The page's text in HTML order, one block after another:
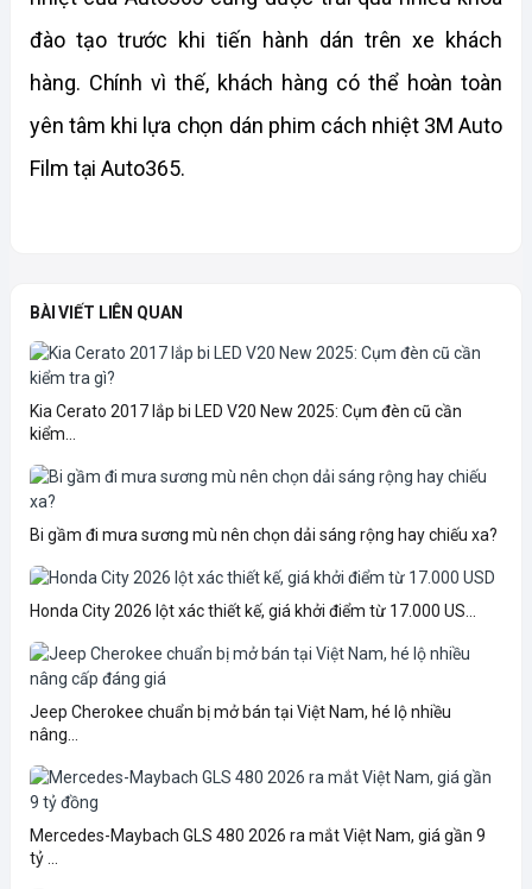
đào tạo trước khi tiến hành dán trên xe khách
hàng. Chính vì thế, khách hàng có thể hoàn toàn
yên tâm khi lựa chọn dán phim cách nhiệt 3M Auto
Film tại Auto365.
BÀI VIẾT LIÊN QUAN
Kia Cerato 2017 lắp bi LED V20 New 2025: Cụm đèn cũ cần
kiểm...
Bi gầm đi mưa sương mù nên chọn dải sáng rộng hay chiếu xa?
Honda City 2026 lột xác thiết kế, giá khởi điểm từ 17.000 US...
Jeep Cherokee chuẩn bị mở bán tại Việt Nam, hé lộ nhiều
nâng...
Mercedes-Maybach GLS 480 2026 ra mắt Việt Nam, giá gần 9
tỷ ...